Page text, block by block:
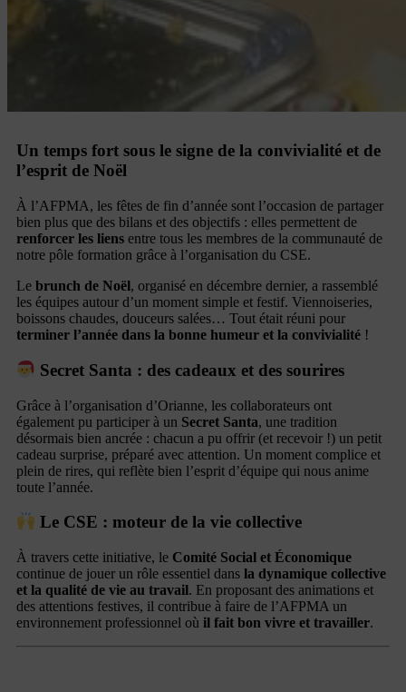
Un temps fort sous le signe de la convivialité et de
l’esprit de Noël
À l’AFPMA, les fêtes de fin d’année sont l’occasion de partager
bien plus que des bilans et des objectifs : elles permettent de
renforcer les liens entre tous les membres de la communauté de
notre pôle formation grâce à l’organisation du CSE.
Le brunch de Noël, organisé en décembre dernier, a rassemblé
les équipes autour d’un moment simple et festif. Viennoiseries,
boissons chaudes, douceurs salées… Tout était réuni pour
terminer l’année dans la bonne humeur et la convivialité !
Secret Santa : des cadeaux et des sourires
Grâce à l’organisation d’Orianne, les collaborateurs ont
également pu participer à un Secret Santa, une tradition
désormais bien ancrée : chacun a pu offrir (et recevoir !) un petit
cadeau surprise, préparé avec attention. Un moment complice et
plein de rires, qui reflète bien l’esprit d’équipe qui nous anime
toute l’année.
Le CSE : moteur de la vie collective
À travers cette initiative, le Comité Social et Économique
continue de jouer un rôle essentiel dans la dynamique collective
et la qualité de vie au travail. En proposant des animations et
des attentions festives, il contribue à faire de l’AFPMA un
environnement professionnel où il fait bon vivre et travailler.